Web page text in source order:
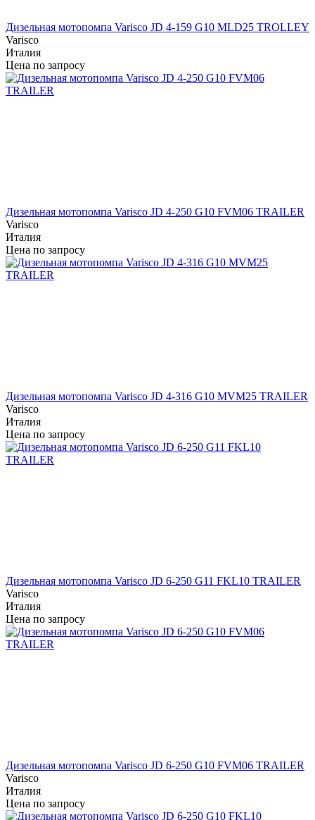
Дизельная мотопомпа Varisco JD 4-159 G10 MLD25 TROLLEY
Varisco
Италия
Цена по запросу
Дизельная мотопомпа Varisco JD 4-250 G10 FVM06 TRAILER
Varisco
Италия
Цена по запросу
Дизельная мотопомпа Varisco JD 4-316 G10 MVM25 TRAILER
Varisco
Италия
Цена по запросу
Дизельная мотопомпа Varisco JD 6-250 G11 FKL10 TRAILER
Varisco
Италия
Цена по запросу
Дизельная мотопомпа Varisco JD 6-250 G10 FVM06 TRAILER
Varisco
Италия
Цена по запросу